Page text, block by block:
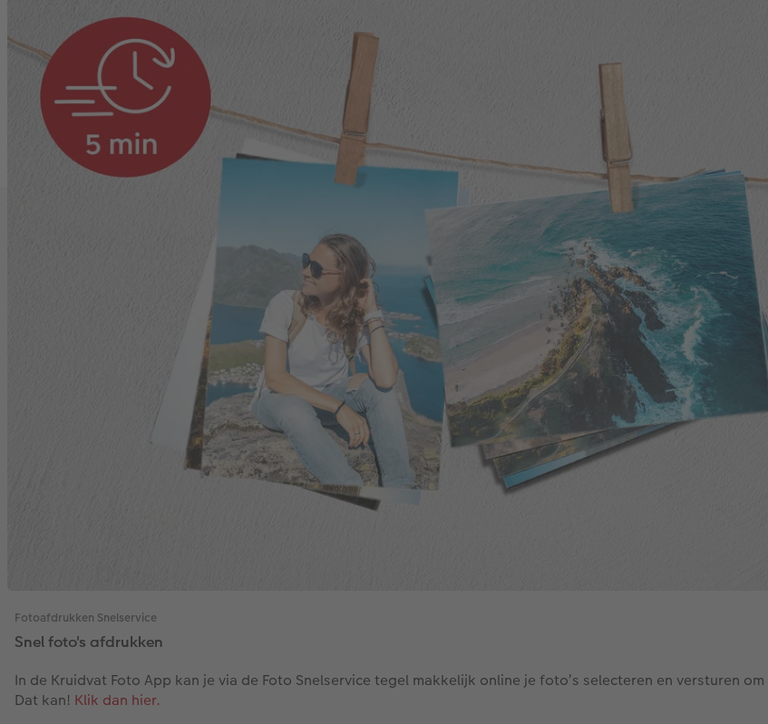
Fotoafdrukken Snelservice
Snel foto's afdrukken
In de Kruidvat Foto App kan je via de Foto Snelservice tegel makkelijk online je foto’s selecteren en versturen
Dat kan! Klik dan hier.